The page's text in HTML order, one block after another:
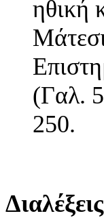
ηθική
(Γαλ.
250.